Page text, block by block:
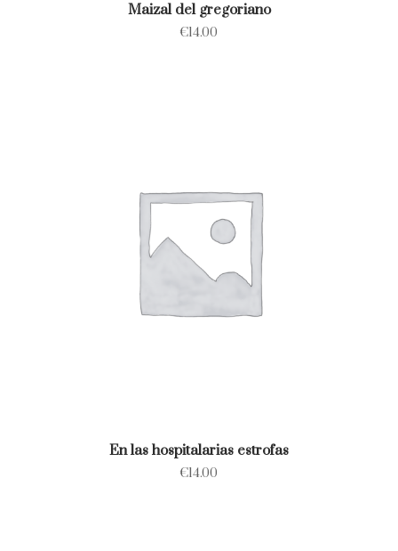
Maizal del gregoriano
€14.00
En las hospitalarias estrofas
€14.00